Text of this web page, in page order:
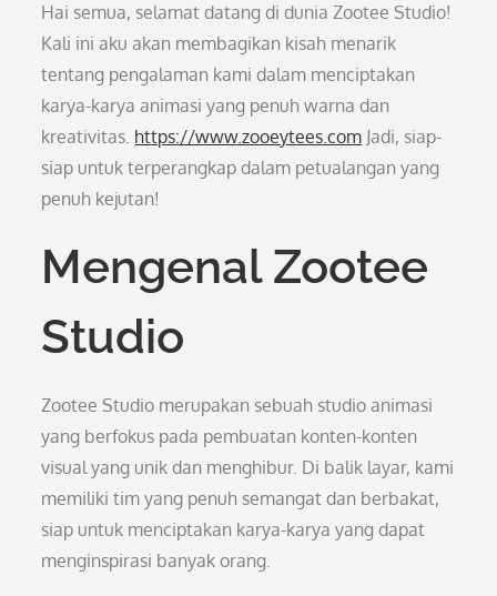
Hai semua, selamat datang di dunia Zootee Studio!
Kali ini aku akan membagikan kisah menarik
tentang pengalaman kami dalam menciptakan
karya-karya animasi yang penuh warna dan
kreativitas. https://www.zooeytees.com Jadi, siap-
siap untuk terperangkap dalam petualangan yang
penuh kejutan!
Mengenal Zootee
Studio
Zootee Studio merupakan sebuah studio animasi
yang berfokus pada pembuatan konten-konten
visual yang unik dan menghibur. Di balik layar, kami
memiliki tim yang penuh semangat dan berbakat,
siap untuk menciptakan karya-karya yang dapat
menginspirasi banyak orang.